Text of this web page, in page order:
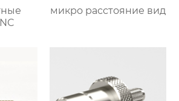
микро расстояние вид